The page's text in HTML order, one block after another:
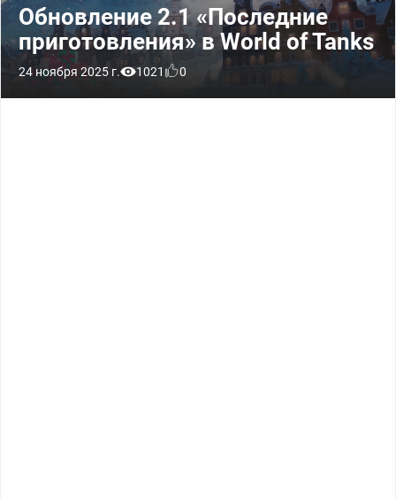
Обновление 2.1 «Последние
приготовления» в World of Tanks
24 ноября 2025 г. 1021 0